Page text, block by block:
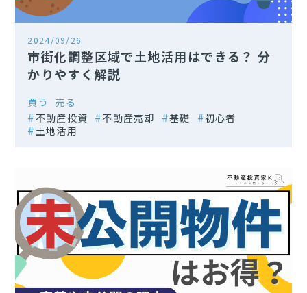
2024/09/26
市街化調整区域で土地活用はできる？ 分
かりやすく解説
買う
売る
不動産投資
不動産売却 基礎
初心者
土地活用